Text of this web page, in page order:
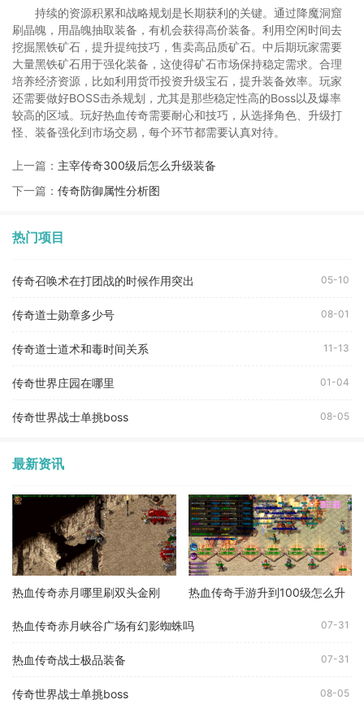
持续的资源积累和战略规划是长期获利的关键。通过降魔洞窟
刷晶魄，用晶魄抽取装备，有机会获得高价装备。利用空闲时间去
挖掘黑铁矿石，提升提纯技巧，售卖高品质矿石。中后期玩家需要
大量黑铁矿石用于强化装备，这使得矿石市场保持稳定需求。合理
培养经济资源，比如利用货币投资升级宝石，提升装备效率。玩家
还需要做好BOSS击杀规划，尤其是那些稳定性高的Boss以及爆率
较高的区域。玩好热血传奇需要耐心和技巧，从选择角色、升级打
怪、装备强化到市场交易，每个环节都需要认真对待。
上一篇： 主宰传奇300级后怎么升级装备
下一篇： 传奇防御属性分析图
热门项目
传奇召唤术在打团战的时候作用突出 05-10
传奇道士勋章多少号 08-01
传奇道士道术和毒时间关系 11-13
传奇世界庄园在哪里 01-04
传奇世界战士单挑boss 08-05
最新资讯
热血传奇赤月哪里刷双头金刚 热血传奇手游升到100级怎么升
热血传奇赤月峡谷广场有幻影蜘蛛吗 07-31
热血传奇战士极品装备 07-31
传奇世界战士单挑boss 08-05